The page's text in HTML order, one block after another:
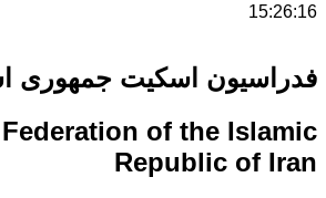
اسکیت جمهوری اسلامی
Federation of the
Republic of